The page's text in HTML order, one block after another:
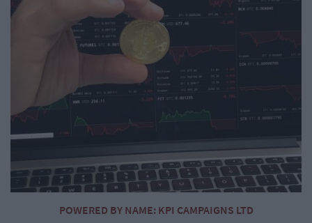
POWERED BY NAME: KPI CAMPAIGNS LTD